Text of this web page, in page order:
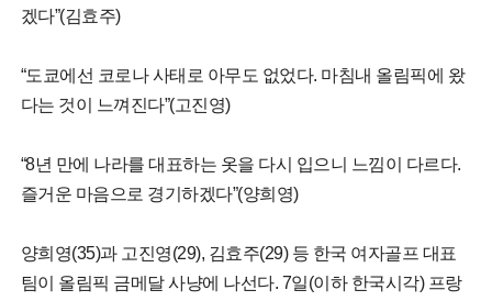
겠다”(김효주)
“도쿄에선 코로나 사태로 아무도 없었다. 마침내 올림픽에 왔
다는 것이 느껴진다”(고진영)
“8년 만에 나라를 대표하는 옷을 다시 입으니 느낌이 다르다.
즐거운 마음으로 경기하겠다”(양희영)
양희영(35)과 고진영(29), 김효주(29) 등 한국 여자골프 대표
팀이 올림픽 금메달 사냥에 나선다. 7일(이하 한국시각) 프랑